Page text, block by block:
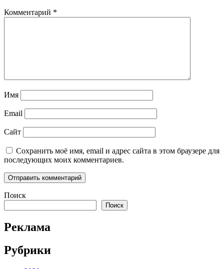
Комментарий *
Имя
Email
Сайт
Сохранить моё имя, email и адрес сайта в этом браузере для
последующих моих комментариев.
Поиск
Поиск
Реклама
Рубрики